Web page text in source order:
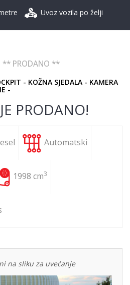
Uvoz vozila po želji
** PRODANO **
- KOŽNA SJEDALA - KAMERA
-
PRODANO!
Automatski
1998 cm3
na sliku za uvećanje